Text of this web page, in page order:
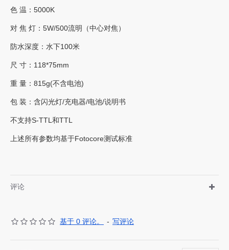
⾊ 温：5000K
对 焦 灯：5W/500流明（中⼼对焦）
防⽔深度：⽔下100⽶
尺 ⼨：118*75mm
重 量：815g(不含电池)
包 装：含闪光灯/充电器/电池/说明书
不⽀持S-TTL和TTL
上述所有参数均基于Fotocore测试标准
评论
基于 0 评论。 - 写评论